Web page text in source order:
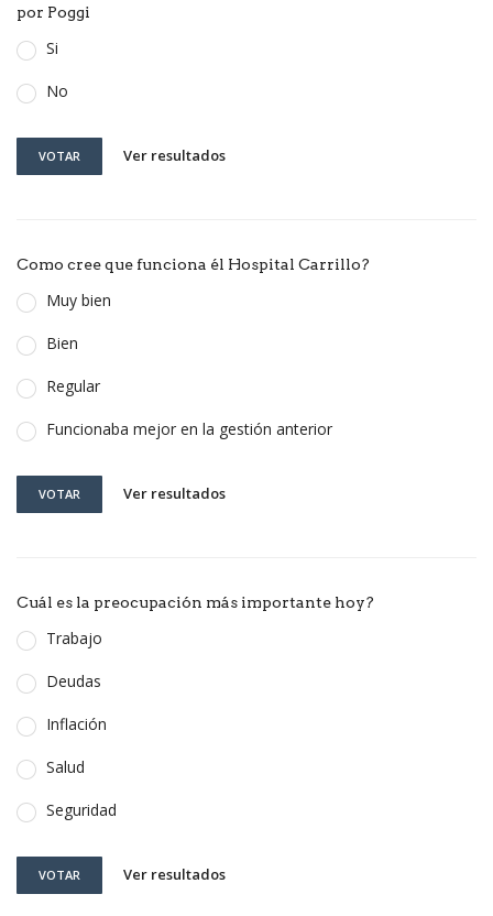
por Poggi
Si
No
VOTAR Ver resultados
Como cree que funciona él Hospital Carrillo?
Muy bien
Bien
Regular
Funcionaba mejor en la gestión anterior
VOTAR Ver resultados
Cuál es la preocupación más importante hoy?
Trabajo
Deudas
Inflación
Salud
Seguridad
VOTAR Ver resultados